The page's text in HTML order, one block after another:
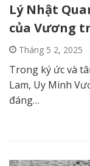
Lý Nhật
của Vương
Tháng 5 2, 2025
Trong ký ức và
Lam, Uy Minh
đáng…